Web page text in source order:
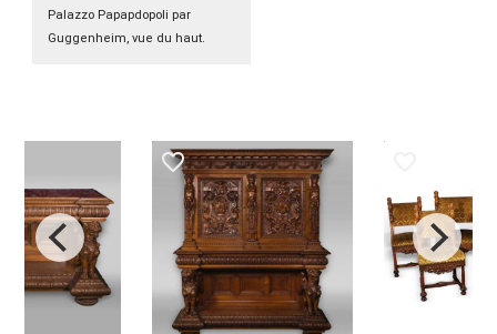
Palazzo Papapdopoli par
Guggenheim, vue du haut.
favorite_border